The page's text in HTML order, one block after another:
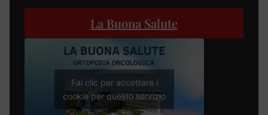
La Buona Salute
Fai clic per accettare i
cookie per questo servizio